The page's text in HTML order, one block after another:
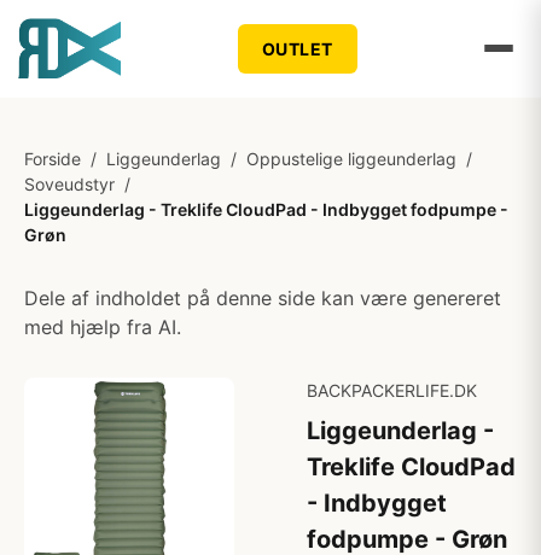
OUTLET
Forside / Liggeunderlag / Oppustelige liggeunderlag /
Soveudstyr /
Liggeunderlag - Treklife CloudPad - Indbygget fodpumpe -
Grøn
Dele af indholdet på denne side kan være genereret
med hjælp fra AI.
BACKPACKERLIFE.DK
Liggeunderlag -
Treklife CloudPad
- Indbygget
fodpumpe - Grøn